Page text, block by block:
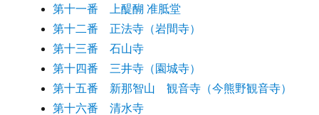
第十一番 上醍醐 准胝堂
第十二番 正法寺（岩間寺）
第十三番 石山寺
第十四番 三井寺（園城寺）
第十五番 新那智山 観音寺（今熊野観音寺）
第十六番 清水寺